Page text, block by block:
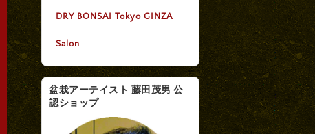
DRY BONSAI Tokyo GINZA
Salon
盆栽アーテイスト 藤田茂男 公
認ショップ